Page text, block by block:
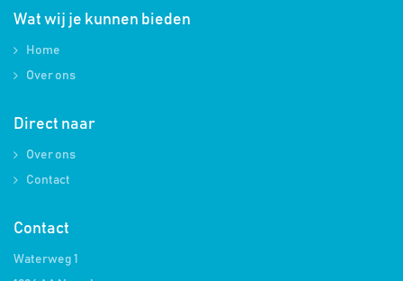
Wat wij je kunnen bieden
Home
Over ons
Direct naar
Over ons
Contact
Contact
Waterweg 1